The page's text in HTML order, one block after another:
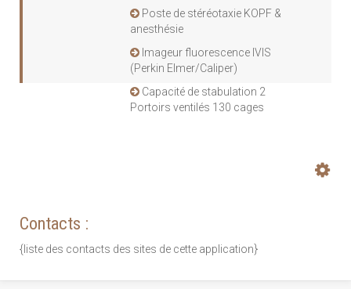
Poste de stéréotaxie KOPF &
anesthésie
Imageur fluorescence IVIS
(Perkin Elmer/Caliper)
Capacité de stabulation 2
Portoirs ventilés 130 cages
Contacts :
{liste des contacts des sites de cette application}